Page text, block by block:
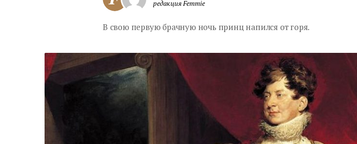
редакция Femmie
В свою первую брачную ночь принц напился от горя.